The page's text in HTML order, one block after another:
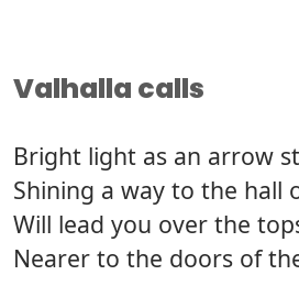
Valhalla calls
Bright light as an arrow
Shining a way to the hall
Will lead you over the
Nearer to the doors of